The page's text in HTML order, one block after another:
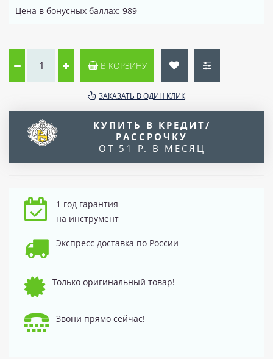
Цена в бонусных баллах: 989
В КОРЗИНУ
ЗАКАЗАТЬ В ОДИН КЛИК
КУПИТЬ В КРЕДИТ/
РАССРОЧКУ
ОТ 51 Р. В МЕСЯЦ
1 год гарантия
на инструмент
Экспресс доставка по России
Только оригинальный товар!
Звони прямо сейчас!